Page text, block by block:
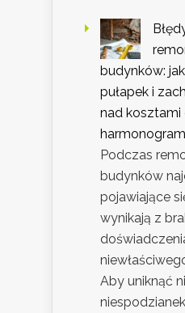
budynków:
pułapek i
nad kosztami
Podczas
budynków
pojawiające
wynikają z
Aby uniknąć